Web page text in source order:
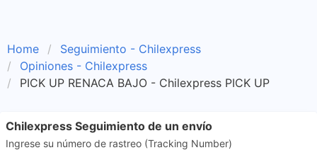
Home
Seguimiento - Chilexpress
Opiniones - Chilexpress
PICK UP RENACA BAJO - Chilexpress PICK UP
Chilexpress Seguimiento de un envío
Ingrese su número de rastreo (Tracking Number)